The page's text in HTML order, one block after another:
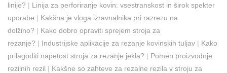
linije? | Linija za perforiranje kovin: vsestranskost in širok spekter
uporabe | Kakšna je vloga izravnalnika pri razrezu na
dolžino? | Kako dobro opraviti sprejem stroja za
rezanje? | Industrijske aplikacije za rezanje kovinskih tuljav | Kako
prilagoditi napetost stroja za rezanje jekla? | Pomen proizvodnje
rezilnih rezil | Kakšne so zahteve za rezalne rezila v stroju za